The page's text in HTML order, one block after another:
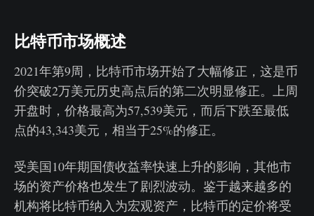
比特币市场概述
2021年第9周，比特币市场开始了大幅修正，这是币
价突破2万美元历史高点后的第二次明显修正。上周
开盘时，价格最高为57,539美元，而后下跌至最低
点的43,343美元，相当于25%的修正。
受美国10年期国债收益率快速上升的影响，其他市
场的资产价格也发生了剧烈波动。鉴于越来越多的
机构将比特币纳入为宏观资产，比特币的定价将受